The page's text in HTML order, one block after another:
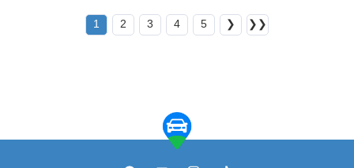
1 2 3 4 5 ❯ ❯❯